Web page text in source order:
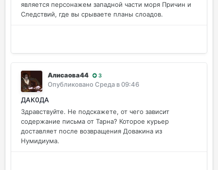
является персонажем западной части моря Причин и
Следствий, где вы срываете планы слоадов.
Алисаова44 3
Опубликовано Среда в 09:46
ДАК0ДА
Здравствуйте. Не подскажете, от чего зависит
содержание письма от Тарна? Которое курьер
доставляет после возвращения Довакина из
Нумидиума.